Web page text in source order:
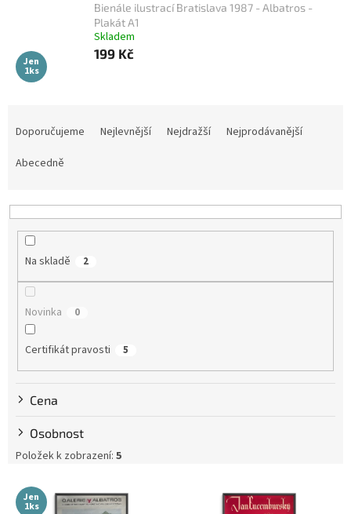
Jen
1ks
Bienále ilustrací Bratislava 1987 - Albatros -
Plakát A1
Skladem
199 Kč
p
Doporučujeme Nejlevnější Nejdražší
Nejprodávanější
Abecedně
Na skladě 2
Novinka 0
Certifikát pravosti 5
Cena
Osobnost
Položek k zobrazení: 5
Jen
1ks